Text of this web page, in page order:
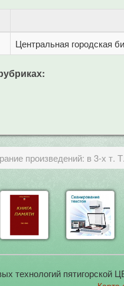
Центральная городская
произведений: в 3-х т.
технологий